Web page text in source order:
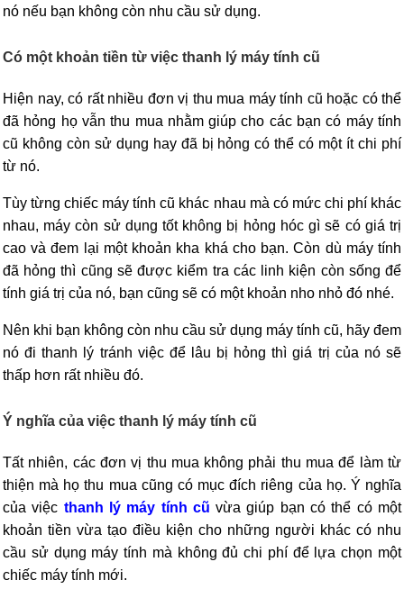
nó nếu bạn không còn nhu cầu sử dụng.
Có một khoản tiền từ việc thanh lý máy tính cũ
Hiện nay, có rất nhiều đơn vị thu mua máy tính cũ hoặc có thể
đã hỏng họ vẫn thu mua nhằm giúp cho các bạn có máy tính
cũ không còn sử dụng hay đã bị hỏng có thể có một ít chi phí
từ nó.
Tùy từng chiếc máy tính cũ khác nhau mà có mức chi phí khác
nhau, máy còn sử dụng tốt không bị hỏng hóc gì sẽ có giá trị
cao và đem lại một khoản kha khá cho bạn. Còn dù máy tính
đã hỏng thì cũng sẽ được kiểm tra các linh kiện còn sống để
tính giá trị của nó, bạn cũng sẽ có một khoản nho nhỏ đó nhé.
Nên khi bạn không còn nhu cầu sử dụng máy tính cũ, hãy đem
nó đi thanh lý tránh việc để lâu bị hỏng thì giá trị của nó sẽ
thấp hơn rất nhiều đó.
Ý nghĩa của việc thanh lý máy tính cũ
Tất nhiên, các đơn vị thu mua không phải thu mua để làm từ
thiện mà họ thu mua cũng có mục đích riêng của họ. Ý nghĩa
của việc thanh lý máy tính cũ vừa giúp bạn có thể có một
khoản tiền vừa tạo điều kiện cho những người khác có nhu
cầu sử dụng máy tính mà không đủ chi phí để lựa chọn một
chiếc máy tính mới.